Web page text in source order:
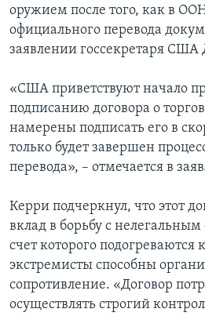
оружием после того, как в
официального перевода
заявлении госсекретаря
«США приветствуют начало
подписанию договора о
намерены подписать его в
только будет завершен
перевода», – отмечается в
Керри подчеркнул, что этот
вклад в борьбу с
счет которого подогреваются
экстремисты способны
сопротивление. «Договор
осуществлять строгий